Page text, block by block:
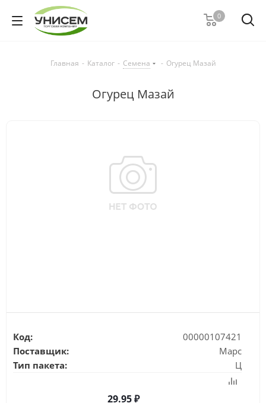
0
Главная - Каталог - Семена - Огурец Мазай
Огурец Мазай
Код:
00000107421
Поставщик:
Марс
Тип пакета:
Ц
29.95